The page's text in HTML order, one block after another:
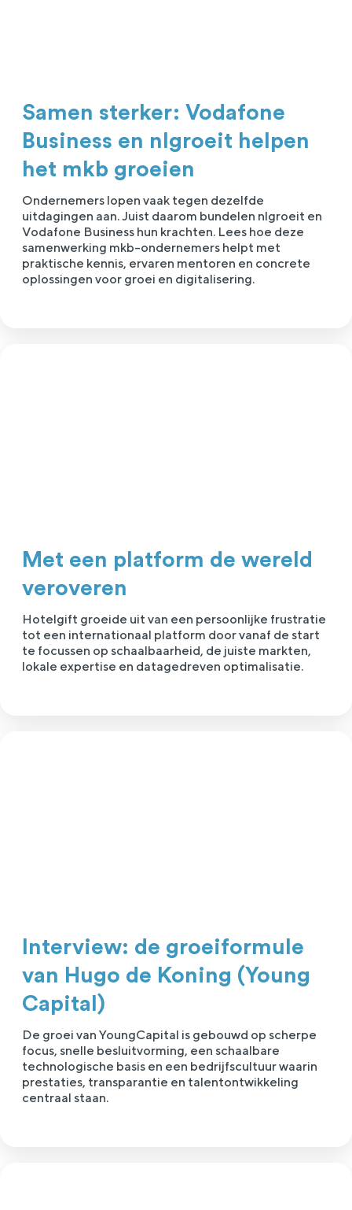
Samen sterker: Vodafone
Business en nlgroeit helpen
het mkb groeien
Ondernemers lopen vaak tegen dezelfde
uitdagingen aan. Juist daarom bundelen nlgroeit en
Vodafone Business hun krachten. Lees hoe deze
samenwerking mkb-ondernemers helpt met
praktische kennis, ervaren mentoren en concrete
oplossingen voor groei en digitalisering.
Met een platform de wereld
veroveren
Hotelgift groeide uit van een persoonlijke frustratie
tot een internationaal platform door vanaf de start
te focussen op schaalbaarheid, de juiste markten,
lokale expertise en datagedreven optimalisatie.
Interview: de groeiformule
van Hugo de Koning (Young
Capital)
De groei van YoungCapital is gebouwd op scherpe
focus, snelle besluitvorming, een schaalbare
technologische basis en een bedrijfscultuur waarin
prestaties, transparantie en talentontwikkeling
centraal staan.